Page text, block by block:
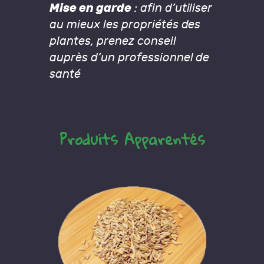
Mise en garde: afin d’utiliser
au mieux les propriétés des
plantes, prenez conseil
auprès d’un professionnel de
santé
Produits Apparentés